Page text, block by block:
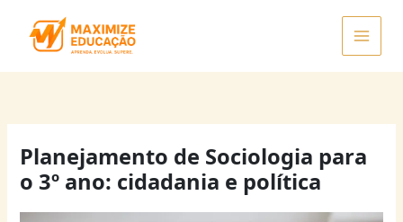
Planejamento de Sociologia para
o 3º ano: cidadania e política